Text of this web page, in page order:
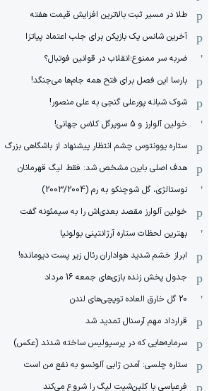
طلا در مسیر ثبت بالاترین افزایش قیمت هفته
آخرین شانس یک بازیکن برای جلب اعتماد پیاتزا
ضربه سر ممنوع؛انقلاب در قوانین فوتبال؟
بارسا این فصل برای فتح همه جام‌ها می‌جنگد!
شوک شبانه پورعلی گنجی به علی منصور!
خولین آلوارز و 5 سوپرگل کلاس جهانی!
ستاره یوونتوس چشم انتظار پیشنهاد از باشگاهی بزرگ
هدف اصلی بایرن مشخص شد: فقط لیگ قهرمانان
نوستالژی، گل شوچنکو به رم (2003/2004)
خولین آلوارز مقصد بعدی‌اش را به سیمئونه گفت
بهترین لحظات ستاره آرژانتینی بولونیا
ابراز خشم شدید هواداران رئال زیر پست دیومانده!
جدول پخش زنده بازی‌های جمعه 16 مرداد
20 گل خارق العاده توپچی‌های لندن
قرارداد مهم آرسنال تمدید شد
سرمایه‌هایی که در پرسپولیس ساخته شدند (عکس)
ستاره چلسی: آمدن ژابی آلونسو به نفع من است
فرعباسی با کلین‌شیت لیگ را شروع می‌کند